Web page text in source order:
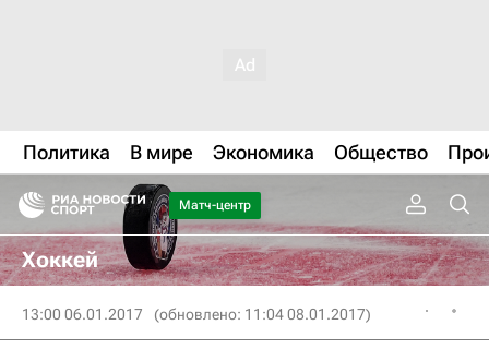
Политика В мире Экономика Общество
Матч-центр
Хоккей
13:00 06.01.2017 (обновлено: 11:04 08.01.2017)